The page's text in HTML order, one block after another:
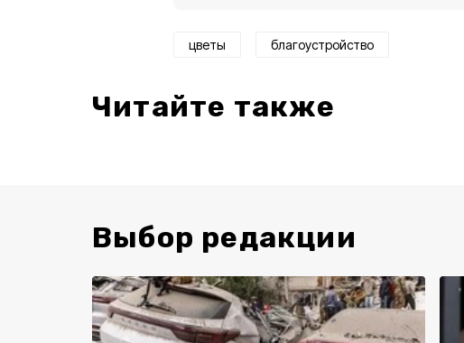
цветы благоустройство
Читайте также
Выбор редакции